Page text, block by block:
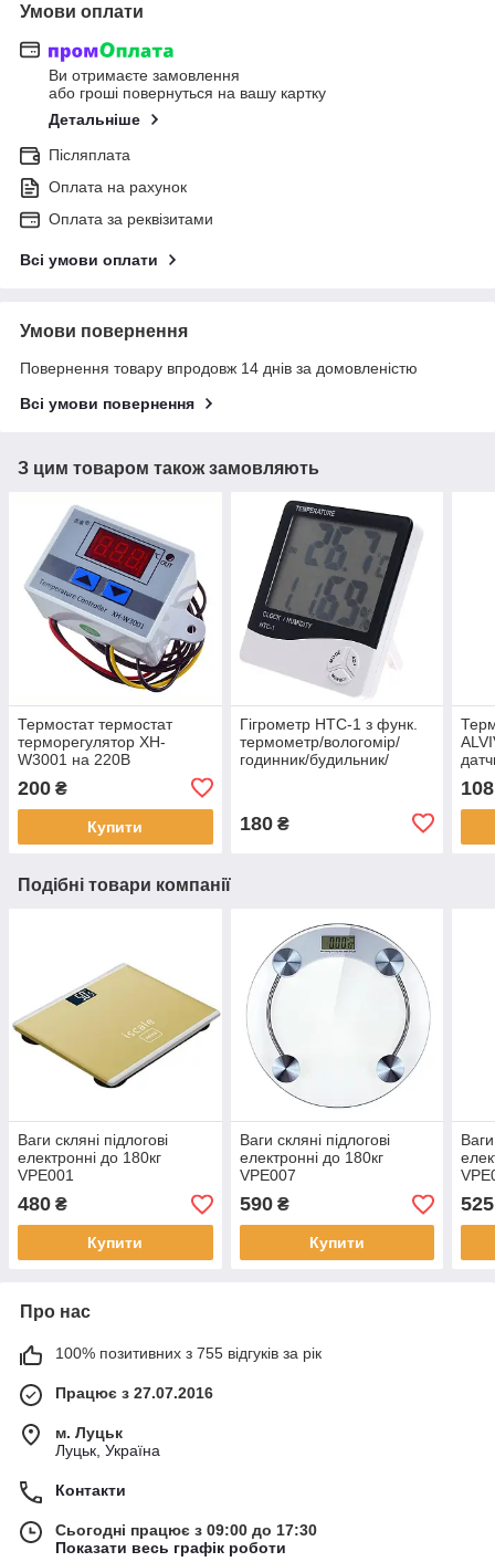
Умови оплати
Ви отримаєте замовлення
або гроші повернуться на вашу картку
Детальніше
Післяплата
Оплата на рахунок
Оплата за реквізитами
Всі умови оплати
Умови повернення
Повернення товару впродовж 14 днів за домовленістю
Всі умови повернення
З цим товаром також замовляють
Термостат термостат
терморегулятор XH-
W3001 на 220В
200 ₴
Купити
Гігрометр HTC-1 з функ.
термометр/вологомір/
годинник/будильник/
180₴
108
Подібні товари компанії
Ваги скляні підлогові
електронні до 180кг
VPE001
480 ₴
Купити
Ваги скляні підлогові
електронні до 180кг
VPE007
590₴
Купити
Ваги
525
Про нас
100% позитивних з 755 відгуків за рік
Працює з 27.07.2016
м. Луцьк
Луцьк, Україна
Контакти
Сьогодні працює з 09:00 до 17:30
Показати весь графік роботи